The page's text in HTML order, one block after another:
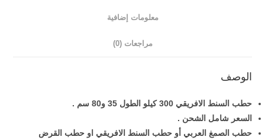
معلومات إضافية
مراجعات (0)
الوصف
حطب السنط الافريقي 300 كيلو الطول 35 و80 سم .
السعر شامل الشحن .
حطب الصمغ العربي أو حطب السنط الافريقي او حطب القرض